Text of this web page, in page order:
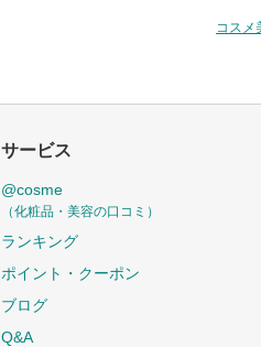
コスメ
サービス
@cosme
（化粧品・美容の口コミ）
ランキング
ポイント・クーポン
ブログ
Q&A